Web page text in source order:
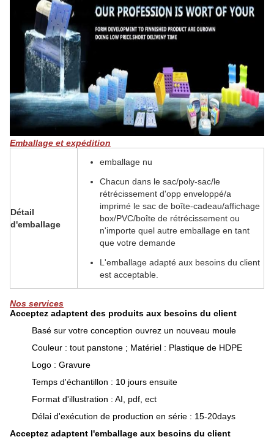
Emballage et expédition
Détail
d'emballage
emballage nu
Chacun dans le sac/poly-sac/le
rétrécissement d'opp enveloppé/a
imprimé le sac de boîte-cadeau/affichage
box/PVC/boîte de rétrécissement ou
n'importe quel autre emballage en tant
que votre demande
L'emballage adapté aux besoins du client
est acceptable.
Nos services
Acceptez adaptent des produits aux besoins du client
Basé sur votre conception ouvrez un nouveau moule
Couleur : tout panstone ; Matériel : Plastique de HDPE
Logo : Gravure
Temps d'échantillon : 10 jours ensuite
Format d'illustration : AI, pdf, ect
Délai d'exécution de production en série : 15-20days
Acceptez adaptent l'emballage aux besoins du client